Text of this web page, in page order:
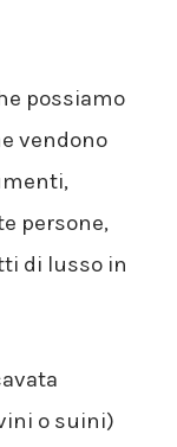
possiamo
vendono
persone,
di lusso in
o suini)